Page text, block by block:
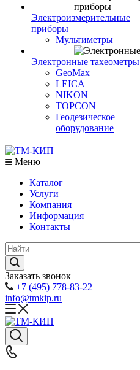
Электроизмерительные
приборы
Мультиметры
Электронные тахеометры
GeoMax
LEICA
NIKON
TOPCON
Геодезическое
оборудование
Меню
Каталог
Услуги
Компания
Информация
Контакты
Заказать звонок
+7 (495) 778-83-22
info@tmkip.ru